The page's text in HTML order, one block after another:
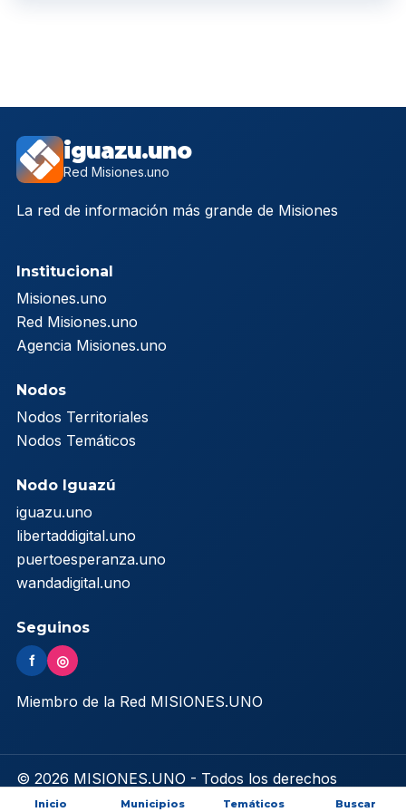
iguazu.uno
Red Misiones.uno
La red de información más grande de Misiones
Institucional
Misiones.uno
Red Misiones.uno
Agencia Misiones.uno
Nodos
Nodos Territoriales
Nodos Temáticos
Nodo Iguazú
iguazu.uno
libertaddigital.uno
puertoesperanza.uno
wandadigital.uno
Seguinos
f ◎
Miembro de la Red MISIONES.UNO
© 2026 MISIONES.UNO - Todos los derechos
reservados
Inicio Municipios Temáticos Buscar